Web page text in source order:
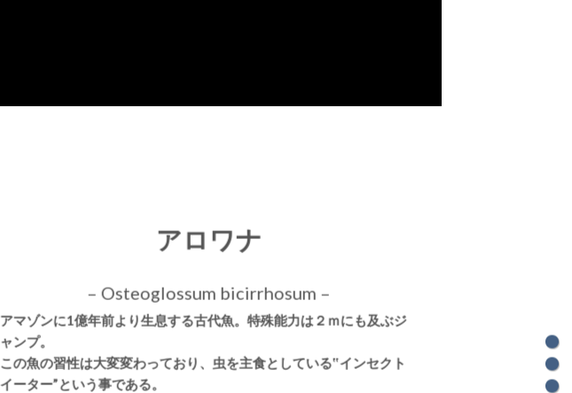
アロワナ
– Osteoglossum bicirrhosum –
アマゾンに1億年前より生息する古代魚。特殊能力は２ｍにも及ぶジ
ャンプ。
この魚の習性は大変変わっており、虫を主食としている‟インセクト
イーター”という事である。